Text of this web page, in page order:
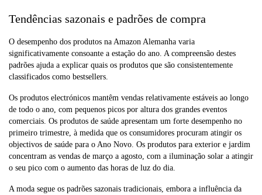
Tendências sazonais e padrões de compra
O desempenho dos produtos na Amazon Alemanha varia
significativamente consoante a estação do ano. A compreensão destes
padrões ajuda a explicar quais os produtos que são consistentemente
classificados como bestsellers.
Os produtos electrónicos mantêm vendas relativamente estáveis ao longo
de todo o ano, com pequenos picos por altura dos grandes eventos
comerciais. Os produtos de saúde apresentam um forte desempenho no
primeiro trimestre, à medida que os consumidores procuram atingir os
objectivos de saúde para o Ano Novo. Os produtos para exterior e jardim
concentram as vendas de março a agosto, com a iluminação solar a atingir
o seu pico com o aumento das horas de luz do dia.
A moda segue os padrões sazonais tradicionais, embora a influência da